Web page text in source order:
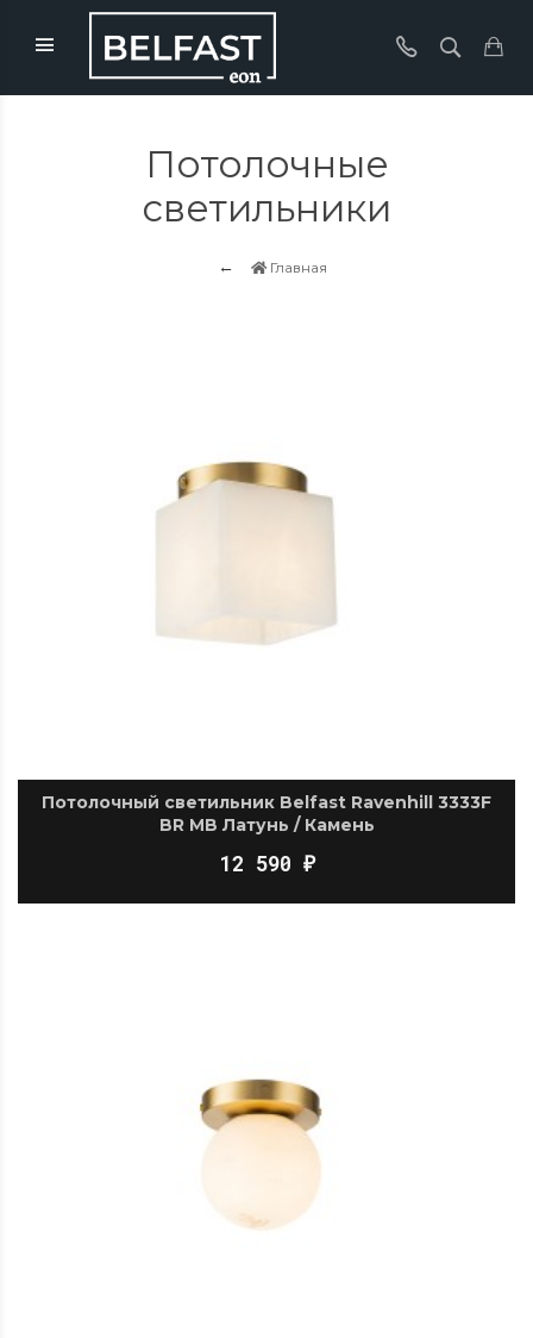
Потолочные
светильники
Главная
Потолочный светильник Belfast Ravenhill 3333F
BR MB Латунь / Камень
12 590 ₽